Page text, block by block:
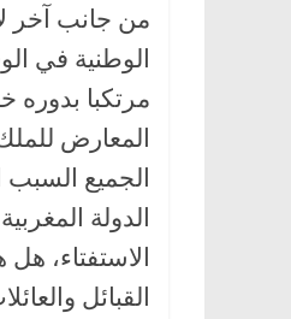
من جانب آخر
الوطنية في
مرتكبا بدوره
المعارض
الجميع
الدولة
الاستفتاء،
القبائل